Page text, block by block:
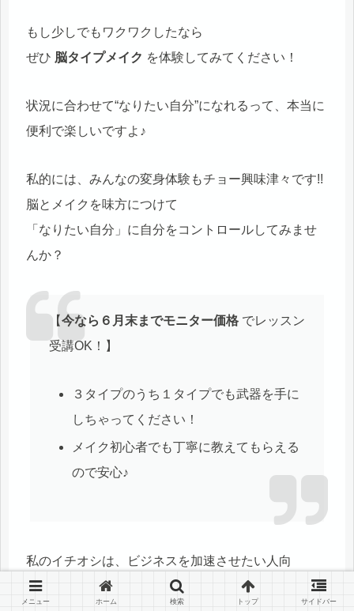
もし少しでもワクワクしたなら
ぜひ 脳タイプメイク を体験してみてください！
状況に合わせて“なりたい自分”になれるって、本当に
便利で楽しいですよ♪
私的には、みんなの変身体験もチョー興味津々です!!
脳とメイクを味方につけて
「なりたい自分」に自分をコントロールしてみませ
んか？
【今なら６月末までモニター価格でレッスン
受講OK！】
３タイプのうち１タイプでも武器を手に
しちゃってください！
メイク初心者でも丁寧に教えてもらえる
ので安心♪
私のイチオシは、ビジネスを加速させたい人向
け「耳タイプ眉」
メニュー ホーム 検索 トップ サイドバー